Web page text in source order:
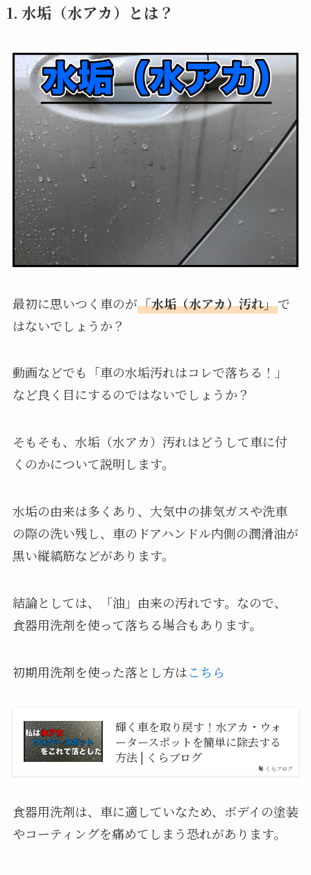
1. 水垢（水アカ）とは？
最初に思いつく車のが「水垢（水アカ）汚れ」で
はないでしょうか？
動画などでも「車の水垢汚れはコレで落ちる！」
など良く目にするのではないでしょうか？
そもそも、水垢（水アカ）汚れはどうして車に付
くのかについて説明します。
水垢の由来は多くあり、大気中の排気ガスや洗車
の際の洗い残し、車のドアハンドル内側の潤滑油が
黒い縦縞筋などがあります。
結論としては、「油」由来の汚れです。なので、
食器用洗剤を使って落ちる場合もあります。
初期用洗剤を使った落とし方はこちら
くらブログ
輝く車を取り戻す！水アカ・ウォ
ータースポットを簡単に除去する
方法 | くらブログ
食器用洗剤は、車に適していなため、ボデイの塗装
やコーティングを痛めてしまう恐れがあります。